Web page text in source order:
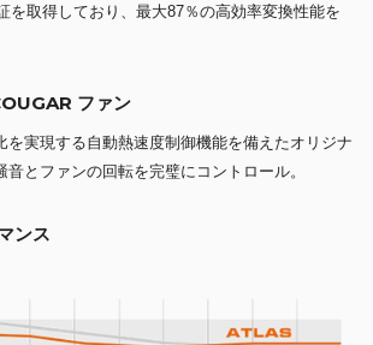
を取得しており、最大87％の高効率変換性能を
ファン
を実現する自動熱速度制御機能を備えたオリジナ
音とファンの回転を完璧にコントロール。
ンス